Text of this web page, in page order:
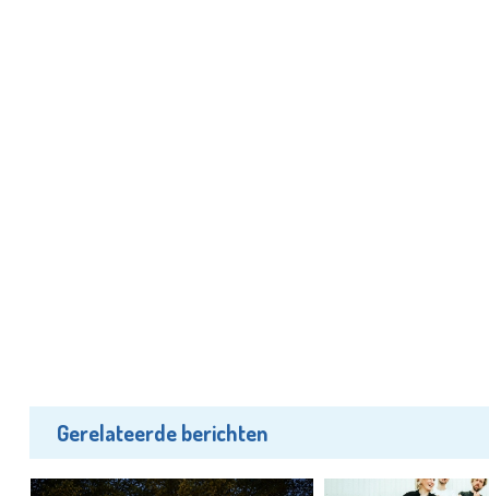
Gerelateerde berichten